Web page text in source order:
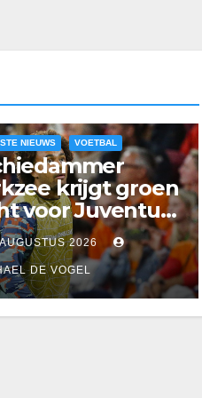
NIEUWS VOETBAL
krijgt groen
voor Juventus-
2026
DE VOGEL